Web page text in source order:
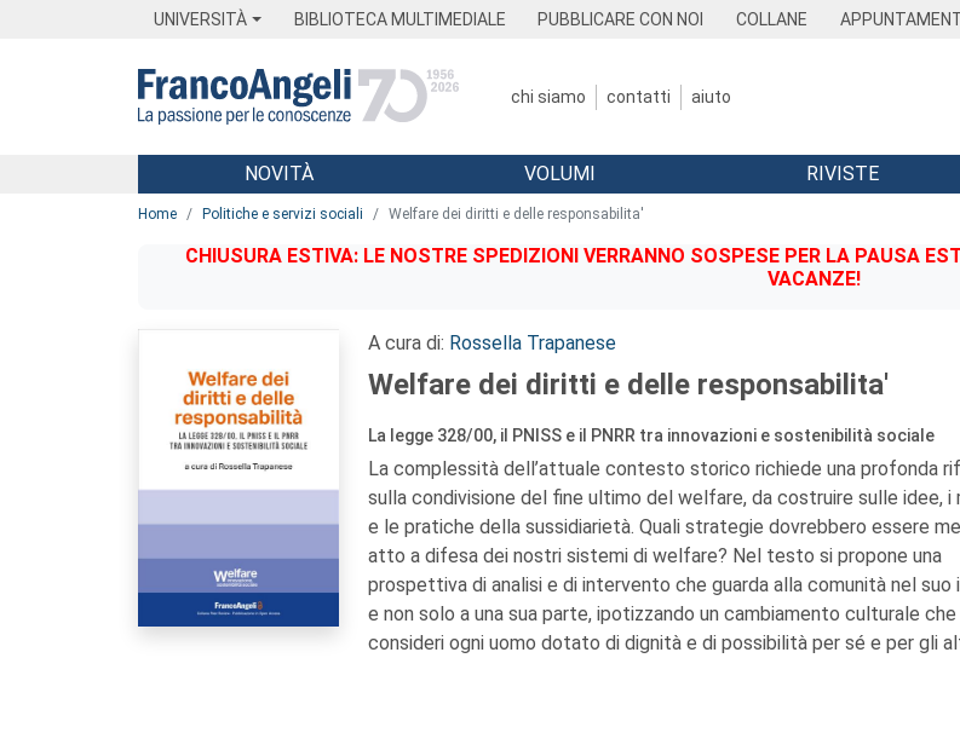
UNIVERSITÀ BIBLIOTECA MULTIMEDIALE PUBBLICARE CON NOI COLLANE
chi siamo contatti aiuto
Menu
NOVITÀ VOLUMI RIVISTE
Home Politiche e servizi sociali Welfare dei diritti e delle responsabilita'
CHIUSURA ESTIVA: LE NOSTRE SPEDIZIONI VERRANNO SOSPESE PER LA PAUSA
VACANZE!
A cura di: Rossella Trapanese
Welfare dei diritti e delle responsabilita'
La legge 328/00, il PNISS e il PNRR tra innovazioni e sostenibilità sociale
La complessità dell’attuale contesto storico richiede una profonda
sulla condivisione del fine ultimo del welfare, da costruire sulle idee, i
e le pratiche della sussidiarietà. Quali strategie dovrebbero essere
atto a difesa dei nostri sistemi di welfare? Nel testo si propone una
prospettiva di analisi e di intervento che guarda alla comunità nel suo
e non solo a una sua parte, ipotizzando un cambiamento culturale che
consideri ogni uomo dotato di dignità e di possibilità per sé e per gli